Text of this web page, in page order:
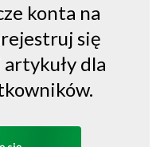
konta na
się
dla